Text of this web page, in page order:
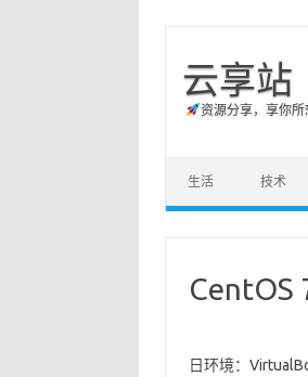
云享站
资源分享，享你所
生活 技术
CentOS
日环境：